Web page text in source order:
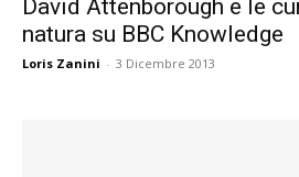
David Attenborough e le
natura su BBC Knowledge
Loris Zanini - 3 Dicembre 2013